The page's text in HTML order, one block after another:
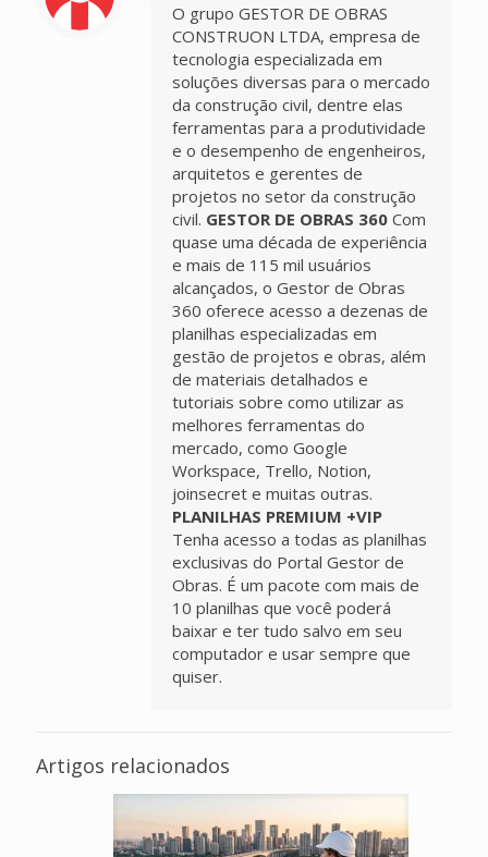
O grupo GESTOR DE OBRAS
CONSTRUON LTDA, empresa de
tecnologia especializada em
soluções diversas para o mercado
da construção civil, dentre elas
ferramentas para a produtividade
e o desempenho de engenheiros,
arquitetos e gerentes de
projetos no setor da construção
civil. GESTOR DE OBRAS 360 Com
quase uma década de experiência
e mais de 115 mil usuários
alcançados, o Gestor de Obras
360 oferece acesso a dezenas de
planilhas especializadas em
gestão de projetos e obras, além
de materiais detalhados e
tutoriais sobre como utilizar as
melhores ferramentas do
mercado, como Google
Workspace, Trello, Notion,
joinsecret e muitas outras.
PLANILHAS PREMIUM +VIP
Tenha acesso a todas as planilhas
exclusivas do Portal Gestor de
Obras. É um pacote com mais de
10 planilhas que você poderá
baixar e ter tudo salvo em seu
computador e usar sempre que
quiser.
Artigos relacionados